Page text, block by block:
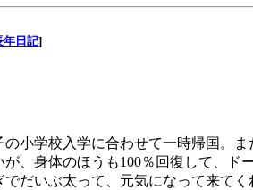
年日記]
の小学校入学に合わせて一時帰国。ま
、身体のほうも100％回復して、ド
でだいぶ太って、元気になって来てく